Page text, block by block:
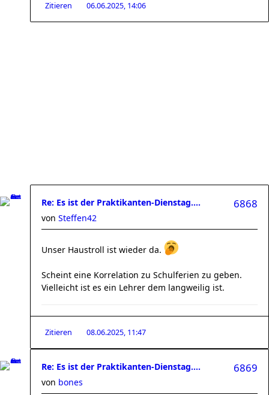
Zitieren 06.06.2025, 14:06
Re: Es ist der Praktikanten-Dienstag.... 6868
von Steffen42
Unser Haustroll ist wieder da.
Scheint eine Korrelation zu Schulferien zu geben.
Vielleicht ist es ein Lehrer dem langweilig ist.
Zitieren 08.06.2025, 11:47
Re: Es ist der Praktikanten-Dienstag.... 6869
von bones